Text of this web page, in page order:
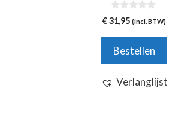
0
v
5
€31,95 (incl. BTW)
Bestellen
Verlanglijst